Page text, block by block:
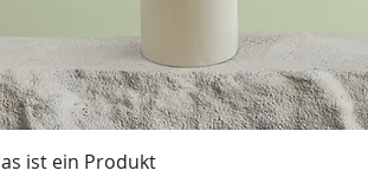
ist ein Produkt